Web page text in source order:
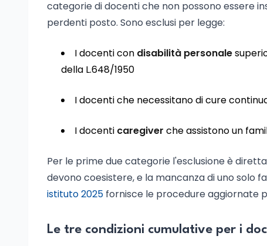
categorie di docenti che non possono essere
perdenti posto. Sono esclusi per legge:
I docenti con disabilità personale
della L.648/1950
I docenti che necessitano di cure
I docenti caregiver che assistono un
Per le prime due categorie l'esclusione è
devono coesistere, e la mancanza di uno solo
istituto 2025 fornisce le procedure aggiornate
Le tre condizioni cumulative per i